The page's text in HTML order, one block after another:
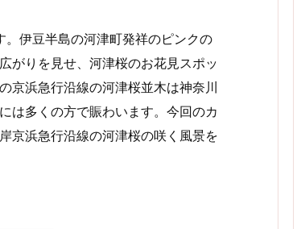
伊豆半島の河津町発祥のピンクの
がりを見せ、河津桜のお花見スポッ
京浜急行沿線の河津桜並木は神奈川
は多くの方で賑わいます。今回のカ
京浜急行沿線の河津桜の咲く風景を